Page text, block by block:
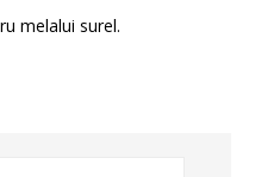
melalui surel.